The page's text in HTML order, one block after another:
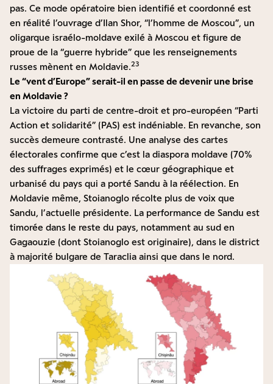
pas. Ce mode opératoire bien identifié et coordonné est
en réalité l’ouvrage d’Ilan Shor, “l’homme de Moscou”, un
oligarque israélo-moldave exilé à Moscou et figure de
proue de la “guerre hybride” que les renseignements
russes mènent en Moldavie.23
Le “vent d’Europe” serait-il en passe de devenir une brise
en Moldavie ?
La victoire du parti de centre-droit et pro-européen “Parti
Action et solidarité” (PAS) est indéniable. En revanche, son
succès demeure contrasté. Une analyse des cartes
électorales confirme que c’est la diaspora moldave (70%
des suffrages exprimés) et le cœur géographique et
urbanisé du pays qui a porté Sandu à la réélection. En
Moldavie même, Stoianoglo récolte plus de voix que
Sandu, l’actuelle présidente. La performance de Sandu est
timorée dans le reste du pays, notamment au sud en
Gagaouzie (dont Stoianoglo est originaire), dans le district
à majorité bulgare de Taraclia ainsi que dans le nord.